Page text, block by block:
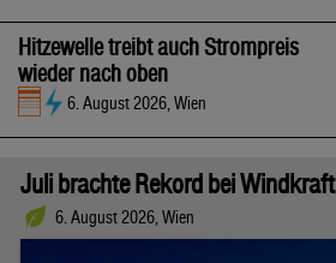
Hitzewelle treibt auch Strompreis
wieder nach oben
6. August 2026, Wien
Juli brachte Rekord bei Windkraft
6. August 2026, Wien